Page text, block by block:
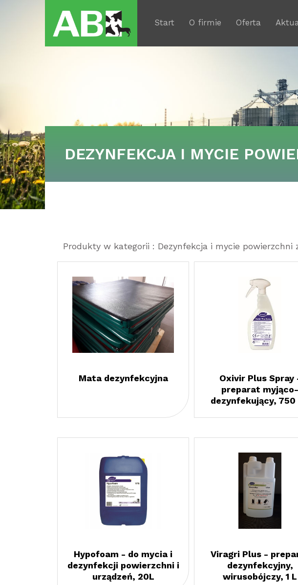
Start O firmie Oferta
DEZYNFEKCJA I MYCIE
Produkty w kategorii : Dezynfekcja i mycie powierzchni
Mata dezynfekcyjna
Oxivir Plus Spray
preparat myjąco-
dezynfekujący, 750
Hypofoam - do mycia i
dezynfekcji powierzchni i
urządzeń, 20L
Viragri Plus -
dezynfekcyjny,
wirusobójczy, 1 L